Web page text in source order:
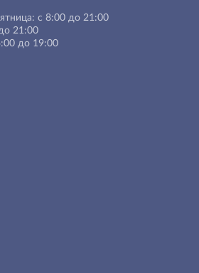
с 8:00 до 21:00
21:00
до 19:00